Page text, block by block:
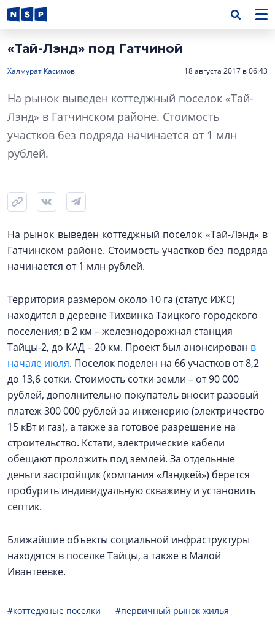
«Тай-Лэнд» под Гатчиной
Халмурат Касимов 18 августа 2017 в 06:43
На рынок выведен коттеджный поселок «Тай-
Лэнд» в Гатчинском районе. Стоимость
участков без подряда начинается от 1 млн
рублей.
На рынок выведен коттеджный поселок «Тай-Лэнд» в
Гатчинском районе. Стоимость участков без подряда
начинается от 1 млн рублей.
Территория размером около 10 га (статус ИЖС)
находится в деревне Тихвинка Таицкого городского
поселения; в 2 км – железнодорожная станция
Тайцы-2, до КАД – 20 км. Проект был анонсирован в
начале июля. Поселок поделен на 66 участков от 8,2
до 13,6 сотки. Стоимость сотки земли – от 90 000
рублей, дополнительно покупатель вносит разовый
платеж 300 000 рублей за инженерию (электричество
15 кВт и газ), а также за готовое разрешение на
строительство. Кстати, электрические кабели
обещают проложить под землей. За отдельные
деньги застройщик (компания «Лэндкей») берется
пробурить индивидуальную скважину и установить
септик.
Ближайшие объекты социальной инфраструктуры
находятся в поселке Тайцы, а также в Малой
Ивантеевке.
#коттеджные поселки #первичный рынок жилья